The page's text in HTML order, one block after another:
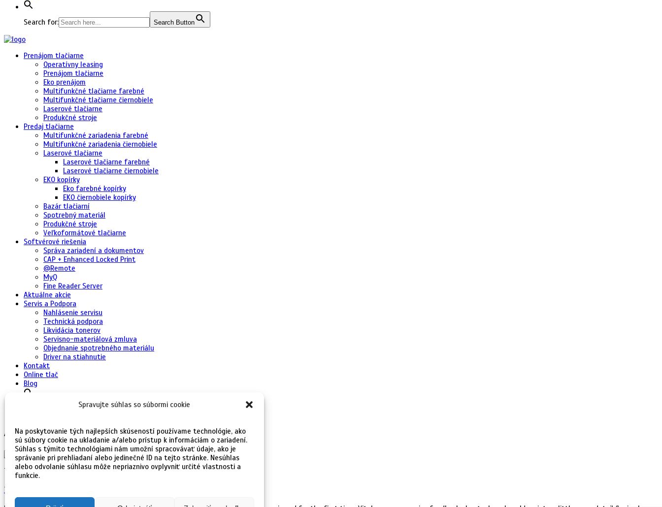
Spravujte súhlas so súbormi cookie
Na poskytovanie tých najlepších skúseností používame technológie, ako
sú súbory cookie na ukladanie a/alebo prístup k informáciám o zariadení.
Súhlas s týmito technológiami nám umožní spracovávať údaje, ako je
správanie pri prehliadaní alebo jedinečné ID na tejto stránke. Nesúhlas
alebo odvolanie súhlasu môže nepriaznivo ovplyvniť určité vlastnosti a
funkcie.
Search for: Search Button
Prenájom tlačiarne
Operatívny leasing
Prenájom tlačiarne
Eko prenájom
Multifunkčné tlačiarne farebné
Multifunkčné tlačiarne čiernobiele
Laserové tlačiarne
Produkčné stroje
Predaj tlačiarne
Multifunkčné zariadenia farebné
Multifunkčné zariadenia čiernobiele
Laserové tlačiarne
Laserové tlačiarne farebné
Laserové tlačiarne čiernobiele
EKO kopírky
Eko farebné kopírky
EKO čiernobiele kopírky
Bazár tlačiarní
Spotrebný materiál
Produkčné stroje
Veľkoformátové tlačiarne
Softvérové riešenia
Správa zariadení a dokumentov
CAP + Enhanced Locked Print
@Remote
MyQ
Fine Reader Server
Aktuálne akcie
Servis a Podpora
Nahlásenie servisu
Technická podpora
Likvidácia tonerov
Servisno-materiálová zmluva
Objednanie spotrebného materiálu
Driver na stiahnutie
Kontakt
Online tlač
Blog
Archive
Travel / máj 2015
The Adventure of Life in 4K